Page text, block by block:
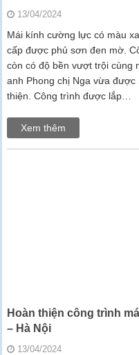
13/04/2024
Mái kính cường lực có màu
cấp được phủ sơn đen mờ.
còn có độ bền vượt trội cùng
anh Phong chị Nga vừa
thiện. Công trình được lắp…
Xem thêm
Hoàn thiện công trình
– Hà Nội
13/04/2024